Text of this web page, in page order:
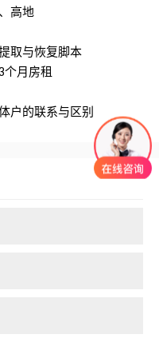
高地
取与恢复脚本
个月房租
户的联系与区别